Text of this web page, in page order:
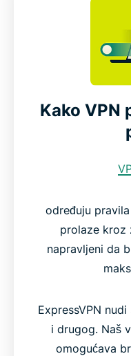
Kako VPN
određuju
prolaze kroz
napravljeni da
ExpressVPN
i drugog. Naš
omogućava